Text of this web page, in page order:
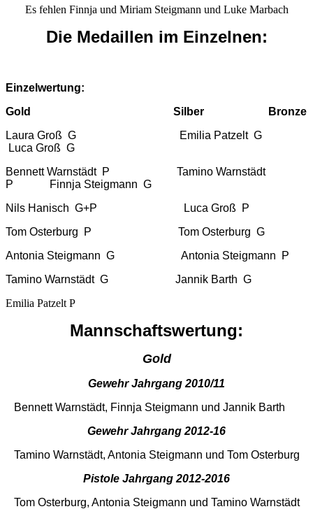
Es fehlen Finnja und Miriam Steigmann und Luke Marbach
Die Medaillen im Einzelnen:
Einzelwertung:
Gold
Silber Bronze
Laura Groß G Emilia Patzelt G
Luca Groß G
Bennett Warnstädt P Tamino Warnstädt
P Finnja Steigmann G
Nils Hanisch G+P Luca Groß P
Tom Osterburg P Tom Osterburg G
Antonia Steigmann G Antonia Steigmann P
Tamino Warnstädt G
Jannik Barth G
Emilia Patzelt P
Mannschaftswertung:
Gold
Gewehr Jahrgang 2010/11
Bennett Warnstädt, Finnja Steigmann und Jannik Barth
Gewehr Jahrgang 2012-16
Tamino Warnstädt, Antonia Steigmann und Tom Osterburg
Pistole Jahrgang 2012-2016
Tom Osterburg, Antonia Steigmann und Tamino Warnstädt